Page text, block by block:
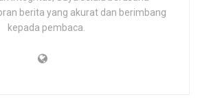
berita yang akurat dan berimbang
kepada pembaca.